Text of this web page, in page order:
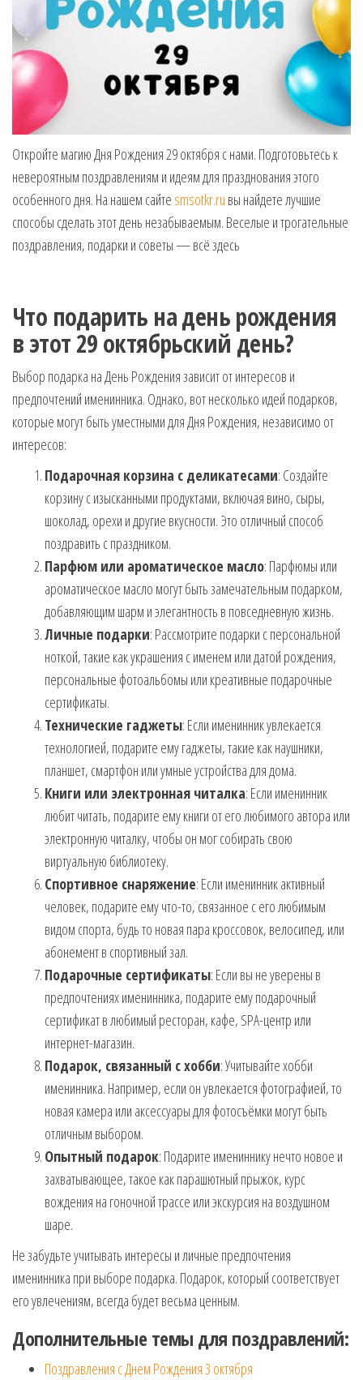
Откройте магию Дня Рождения 29 октября с нами. Подготовьтесь к
невероятным поздравлениям и идеям для празднования этого
особенного дня. На нашем сайте smsotkr.ru вы найдете лучшие
способы сделать этот день незабываемым. Веселые и трогательные
поздравления, подарки и советы — всё здесь
Что подарить на день рождения
в этот 29 октябрьский день?
Выбор подарка на День Рождения зависит от интересов и
предпочтений именинника. Однако, вот несколько идей подарков,
которые могут быть уместными для Дня Рождения, независимо от
интересов:
Подарочная корзина с деликатесами: Создайте
корзину с изысканными продуктами, включая вино, сыры,
шоколад, орехи и другие вкусности. Это отличный способ
поздравить с праздником.
Парфюм или ароматическое масло: Парфюмы или
ароматическое масло могут быть замечательным подарком,
добавляющим шарм и элегантность в повседневную жизнь.
Личные подарки: Рассмотрите подарки с персональной
ноткой, такие как украшения с именем или датой рождения,
персональные фотоальбомы или креативные подарочные
сертификаты.
Технические гаджеты: Если именинник увлекается
технологией, подарите ему гаджеты, такие как наушники,
планшет, смартфон или умные устройства для дома.
Книги или электронная читалка: Если именинник
любит читать, подарите ему книги от его любимого автора или
электронную читалку, чтобы он мог собирать свою
виртуальную библиотеку.
Спортивное снаряжение: Если именинник активный
человек, подарите ему что-то, связанное с его любимым
видом спорта, будь то новая пара кроссовок, велосипед, или
абонемент в спортивный зал.
Подарочные сертификаты: Если вы не уверены в
предпочтениях именинника, подарите ему подарочный
сертификат в любимый ресторан, кафе, SPA-центр или
интернет-магазин.
Подарок, связанный с хобби: Учитывайте хобби
именинника. Например, если он увлекается фотографией, то
новая камера или аксессуары для фотосъёмки могут быть
отличным выбором.
Опытный подарок: Подарите имениннику нечто новое и
захватывающее, такое как парашютный прыжок, курс
вождения на гоночной трассе или экскурсия на воздушном
шаре.
Не забудьте учитывать интересы и личные предпочтения
именинника при выборе подарка. Подарок, который соответствует
его увлечениям, всегда будет весьма ценным.
Дополнительные темы для поздравлений:
Поздравления с Днем Рождения 3 октября